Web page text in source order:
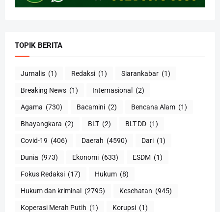
TOPIK BERITA
Jurnalis (1) Redaksi (1) Siarankabar (1)
Breaking News (1) Internasional (2)
Agama (730) Bacamini (2) Bencana Alam (1)
Bhayangkara (2) BLT (2) BLT-DD (1)
Covid-19 (406) Daerah (4590) Dari (1)
Dunia (973) Ekonomi (633) ESDM (1)
Fokus Redaksi (17) Hukum (8)
Hukum dan kriminal (2795) Kesehatan (945)
Koperasi Merah Putih (1) Korupsi (1)